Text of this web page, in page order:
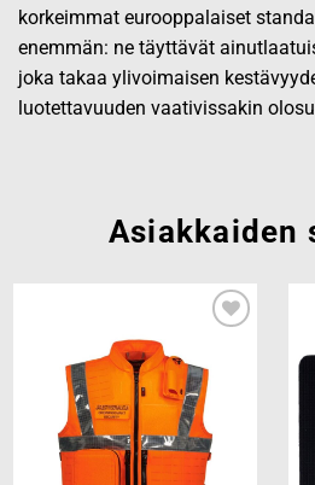
korkeimmat eurooppalaiset
enemmän: ne täyttävät
joka takaa ylivoimaisen
luotettavuuden vaativissakin
Asiakkaiden